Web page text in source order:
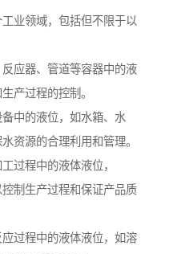
业领域，包括但不限于以
应器、管道等容器中的液
产过程的控制。
中的液位，如水箱、水
资源的合理利用和管理。
过程中的液体液位，
制生产过程和保证产品质
过程中的液体液位，如溶